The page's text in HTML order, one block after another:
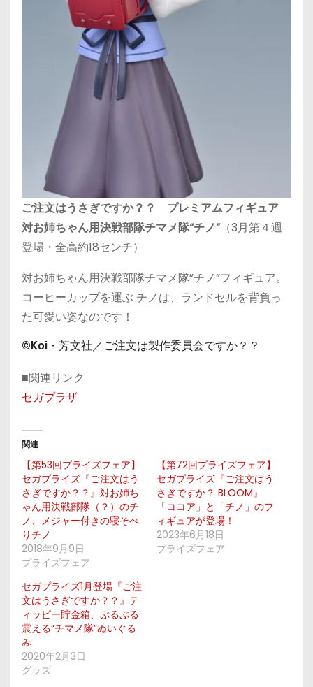
ご注文はうさぎですか？？ プレミアムフィギュア
対お姉ちゃん用決戦部隊チマメ隊“チノ”（3月第４週
登場・全高約18センチ）
対お姉ちゃん⽤決戦部隊チマメ隊”チノ”フィギュア。
コーヒーカップを運ぶ チノは、ランドセルを背負っ
た可愛い姿なのです！
©Koi・芳文社／ご注文は製作委員会ですか？？
■関連リンク
セガプラザ
関連
【第53回プライズフェア】
セガプライズ『ご注文はう
さぎですか？？』対お姉ち
ゃん用決戦部隊（？）のチ
ノ、メジャー付きの寝そべ
りチノ
2018年9月9日
プライズフェア
【第72回プライズフェア】
セガプライズ『ご注文はう
さぎですか？ BLOOM』
「ココア」と「チノ」のフ
ィギュアが登場！
2023年6月18日
プライズフェア
セガプライズ1月登場『ご注
文はうさぎですか？？』テ
ィッピー貯金箱、ぷるぷる
震える“チマメ隊”ぬいぐる
み
2020年2月3日
グッズ